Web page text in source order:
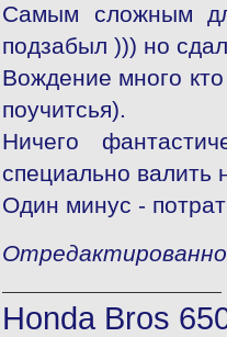
Самым сложным
подзабыл ))) но
Вождение много
поучитсья).
Ничего
специально валить
Один минус -
Honda Bros